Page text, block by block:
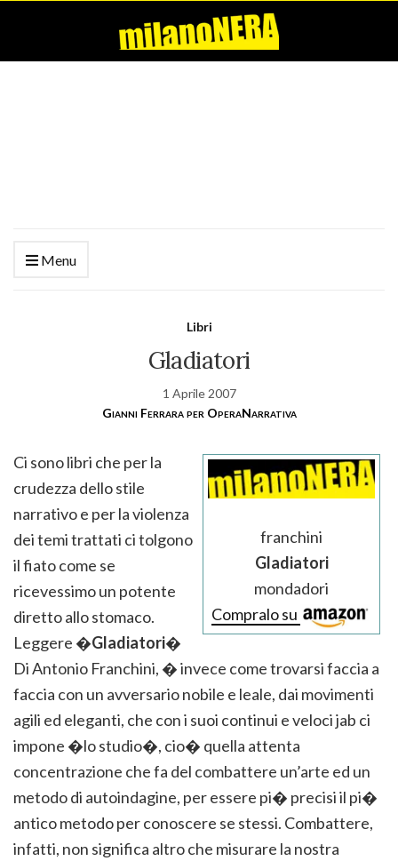
Menu
Libri
Gladiatori
1 Aprile 2007
Gianni Ferrara per OperaNarrativa
franchini
Gladiatori
mondadori
Compralo su
Ci sono libri che per la
crudezza dello stile
narrativo e per la violenza
dei temi trattati ci tolgono
il fiato come se
ricevessimo un potente
diretto allo stomaco.
Leggere �Gladiatori�
Di Antonio Franchini, � invece come trovarsi faccia a
faccia con un avversario nobile e leale, dai movimenti
agili ed eleganti, che con i suoi continui e veloci jab ci
impone �lo studio�, cio� quella attenta
concentrazione che fa del combattere un’arte ed un
metodo di autoindagine, per essere pi� precisi il pi�
antico metodo per conoscere se stessi. Combattere,
infatti, non significa altro che misurare la nostra